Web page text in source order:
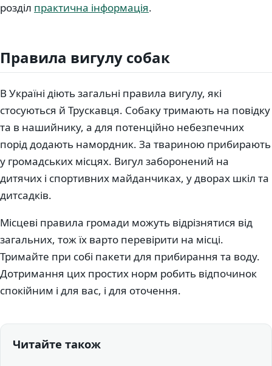
розділ практична інформація.
Правила вигулу собак
В Україні діють загальні правила вигулу, які
стосуються й Трускавця. Собаку тримають на повідку
та в нашийнику, а для потенційно небезпечних
порід додають намордник. За твариною прибирають
у громадських місцях. Вигул заборонений на
дитячих і спортивних майданчиках, у дворах шкіл та
дитсадків.
Місцеві правила громади можуть відрізнятися від
загальних, тож їх варто перевірити на місці.
Тримайте при собі пакети для прибирання та воду.
Дотримання цих простих норм робить відпочинок
спокійним і для вас, і для оточення.
Читайте також